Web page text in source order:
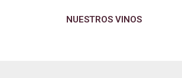
NUESTROS VINOS